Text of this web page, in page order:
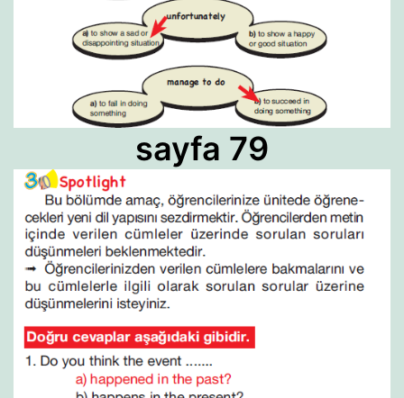
sayfa 79